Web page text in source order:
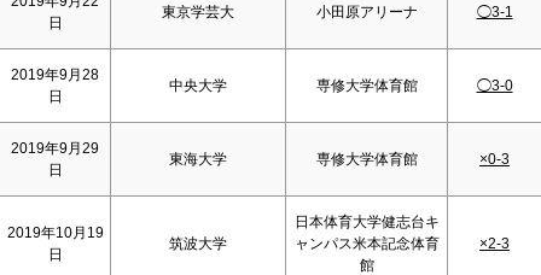
日
東京学芸大 小田原アリーナ ◯3-1
2019年9月28
日
中央大学 専修大学体育館 ◯3-0
2019年9月29
日
東海大学 専修大学体育館 ×0-3
2019年10月19
日
筑波大学
日本体育大学健志台キ
ャンパス米本記念体育
館
×2-3